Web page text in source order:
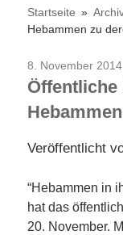
–
KAL
Startseite
Hebammen zu
8. November 2014
Veröffentlicht
“Hebammen in
hat das
20. November.